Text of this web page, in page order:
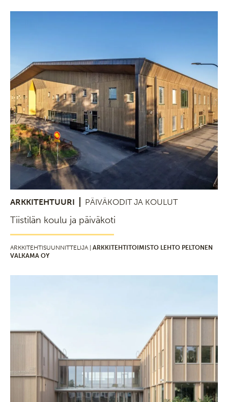
ARKKITEHTUURI PÄIVÄKODIT JA KOULUT
Tiistilän koulu ja päiväkoti
ARKKITEHTISUUNNITTELIJA | ARKKITEHTITOIMISTO LEHTO PELTONEN
VALKAMA OY